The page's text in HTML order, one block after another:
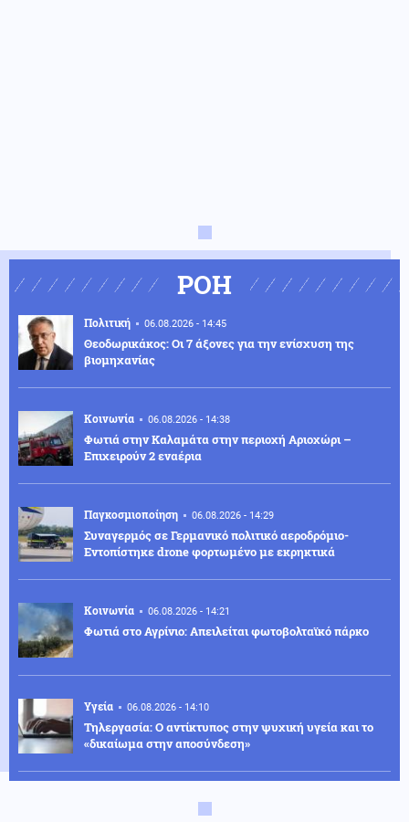
ΡΟΗ
Πολιτική 06.08.2026 - 14:45
Θεοδωρικάκος: Οι 7 άξονες για την ενίσχυση της
βιομηχανίας
Κοινωνία 06.08.2026 - 14:38
Φωτιά στην Καλαμάτα στην περιοχή Αριοχώρι –
Επιχειρούν 2 εναέρια
Παγκοσμιοποίηση 06.08.2026 - 14:29
Συναγερμός σε Γερμανικό πολιτικό αεροδρόμιο-
Eντοπίστηκε drone φορτωμένο με εκρηκτικά
Κοινωνία 06.08.2026 - 14:21
Φωτιά στο Αγρίνιο: Απειλείται φωτοβολταϊκό πάρκο
Υγεία 06.08.2026 - 14:10
Τηλεργασία: Ο αντίκτυπος στην ψυχική υγεία και το
«δικαίωμα στην αποσύνδεση»
06.08.2026 - 13:55